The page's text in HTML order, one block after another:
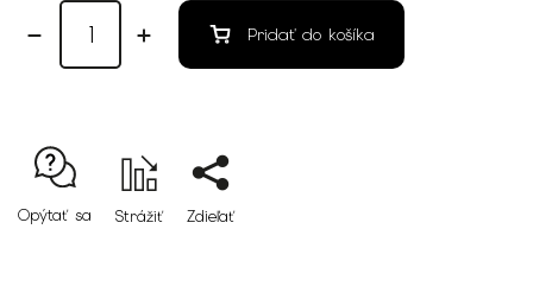
Pridať do košíka
Opýtať sa Strážiť Zdieľať